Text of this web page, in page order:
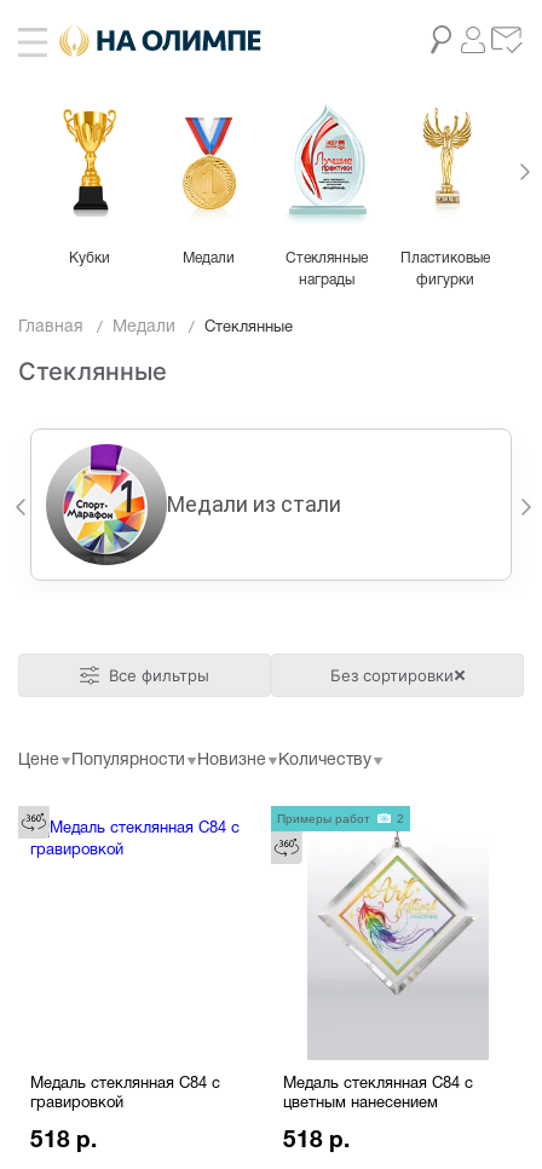
Кубки Медали
Стеклянные
награды
Пластиковые
фигурки
Главная Медали Стеклянные
Стеклянные
Медали из стали
Все фильтры Без сортировки
Цене Популярности Новизне Количеству
Медаль стеклянная C84 с
гравировкой
518 р.
Медаль стеклянная C84 с
цветным нанесением
518 р.
Примеры работ 2